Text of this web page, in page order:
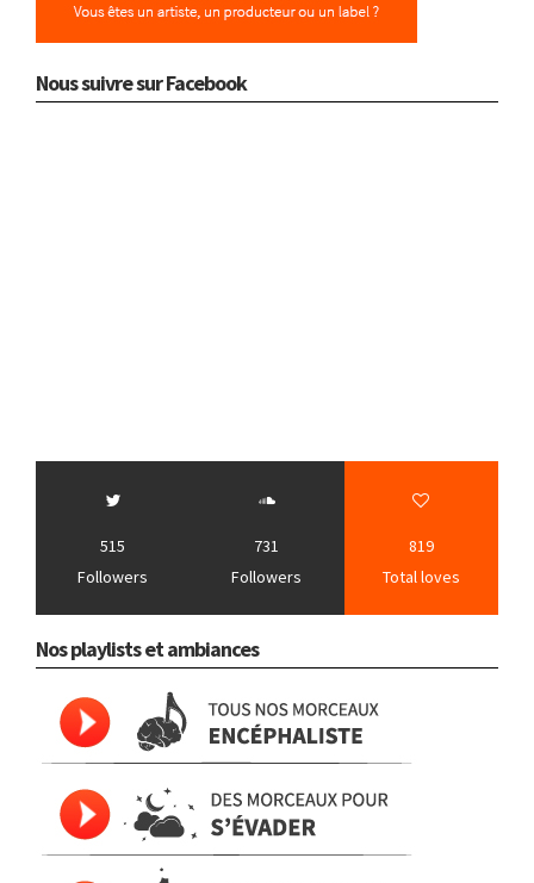
Nous suivre sur Facebook
515
Followers
731
Followers
819
Total loves
Nos playlists et ambiances